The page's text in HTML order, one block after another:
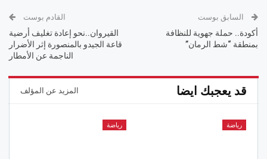
السابق بوست
أكودة.. حملة جهوية للنظافة
بمنطقة “شط الرمان”
القادم بوست
القيروان..نحو إعادة تغليف أرضية
قاعة الجيدو بالمنصورة إثر الأضرار
الناجمة عن الأمطار
قد يعجبك ايضا المزيد عن المؤلف
رياضة رياضة